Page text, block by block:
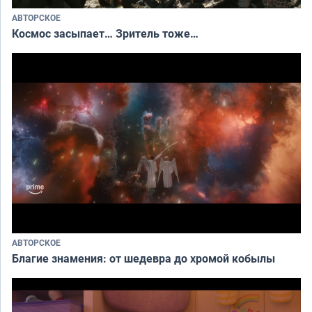
АВТОРСКОЕ
Космос засыпает… Зритель тоже…
АВТОРСКОЕ
Благие знамения: от шедевра до хромой кобылы